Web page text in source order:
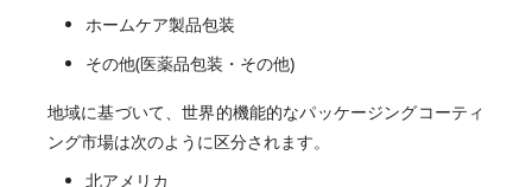
ホームケア製品包装
その他(医薬品包装・その他)
地域に基づいて、世界的機能的なパッケージングコーティ
ング市場は次のように区分されます。
北アメリカ